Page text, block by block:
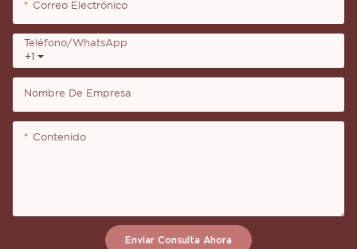
Correo Electrónico
+1
Teléfono/WhatsApp
Nombre De Empresa
Contenido
Enviar Consulta Ahora